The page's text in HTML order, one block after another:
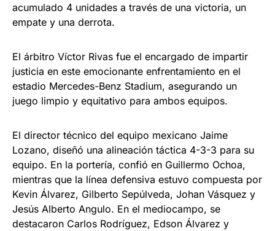
acumulado 4 unidades a través de una victoria, un
empate y una derrota.
El árbitro Víctor Rivas fue el encargado de impartir
justicia en este emocionante enfrentamiento en el
estadio Mercedes-Benz Stadium, asegurando un
juego limpio y equitativo para ambos equipos.
El director técnico del equipo mexicano Jaime
Lozano, diseñó una alineación táctica 4-3-3 para su
equipo. En la portería, confió en Guillermo Ochoa,
mientras que la línea defensiva estuvo compuesta por
Kevin Álvarez, Gilberto Sepúlveda, Johan Vásquez y
Jesús Alberto Angulo. En el mediocampo, se
destacaron Carlos Rodríguez, Edson Álvarez y